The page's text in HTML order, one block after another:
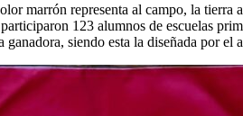
marrón representa al campo, la
123 alumnos de escuelas
siendo esta la diseñada por